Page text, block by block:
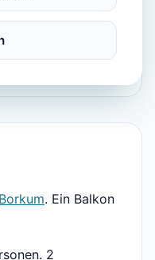
Toaster Föhn
Garage
Borkum. Ein Balkon
2